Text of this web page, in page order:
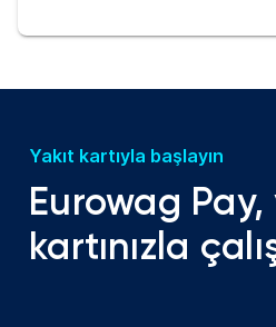
Yakıt kartıyla başlayın
Eurowag Pay,
kartınızla